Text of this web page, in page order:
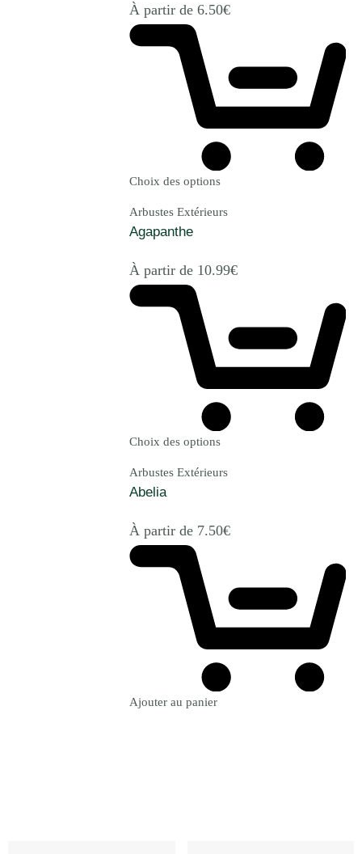
À partir de 6.50€
Choix des options
Arbustes Extérieurs
Agapanthe
À partir de 10.99€
Choix des options
Arbustes Extérieurs
Abelia
À partir de 7.50€
Ajouter au panier